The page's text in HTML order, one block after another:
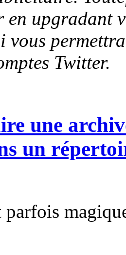
en upgradant
vous
Twitter.
une
un
parfois